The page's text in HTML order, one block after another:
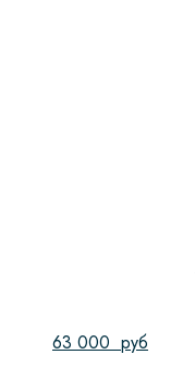
63 000 руб